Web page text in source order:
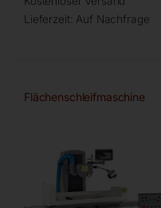
Lieferzeit: Auf Nachfrage
Flächenschleifmaschine